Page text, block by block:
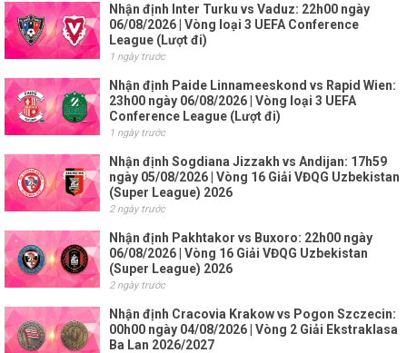
Nhận định Inter Turku vs Vaduz: 22h00 ngày
06/08/2026 | Vòng loại 3 UEFA Conference
League (Lượt đi)
1 ngày trước
Nhận định Paide Linnameeskond vs Rapid Wien:
23h00 ngày 06/08/2026 | Vòng loại 3 UEFA
Conference League (Lượt đi)
1 ngày trước
Nhận định Sogdiana Jizzakh vs Andijan: 17h59
ngày 05/08/2026 | Vòng 16 Giải VĐQG Uzbekistan
(Super League) 2026
2 ngày trước
Nhận định Pakhtakor vs Buxoro: 22h00 ngày
06/08/2026 | Vòng 16 Giải VĐQG Uzbekistan
(Super League) 2026
2 ngày trước
Nhận định Cracovia Krakow vs Pogon Szczecin:
00h00 ngày 04/08/2026 | Vòng 2 Giải Ekstraklasa
Ba Lan 2026/2027